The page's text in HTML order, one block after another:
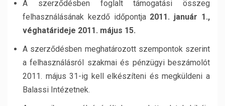
A szerződésben foglalt támogatási összeg
felhasználásának kezdő időpontja 2011. január 1.,
véghatárideje 2011. május 15.
A szerződésben meghatározott szempontok szerint
a felhasználásról szakmai és pénzügyi beszámolót
2011. május 31-ig kell elkészíteni és megküldeni a
Balassi Intézetnek.